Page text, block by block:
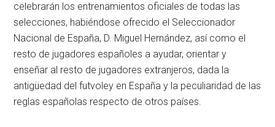
celebrarán los entrenamientos oficiales de todas las
selecciones, habiéndose ofrecido el Seleccionador
Nacional de España, D. Miguel Hernández, así como el
resto de jugadores españoles a ayudar, orientar y
enseñar al resto de jugadores extranjeros, dada la
antigüedad del futvoley en España y la peculiaridad de las
reglas españolas respecto de otros países.